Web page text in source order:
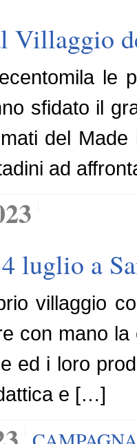
Villaggio
le
sfidato il
del
ad
luglio a
villaggio
con mano la
ed i loro
e […]